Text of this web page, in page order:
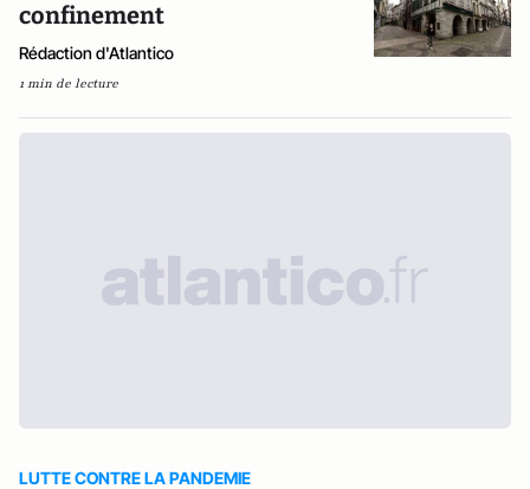
confinement
Rédaction d'Atlantico
1 min de lecture
LUTTE CONTRE LA PANDEMIE